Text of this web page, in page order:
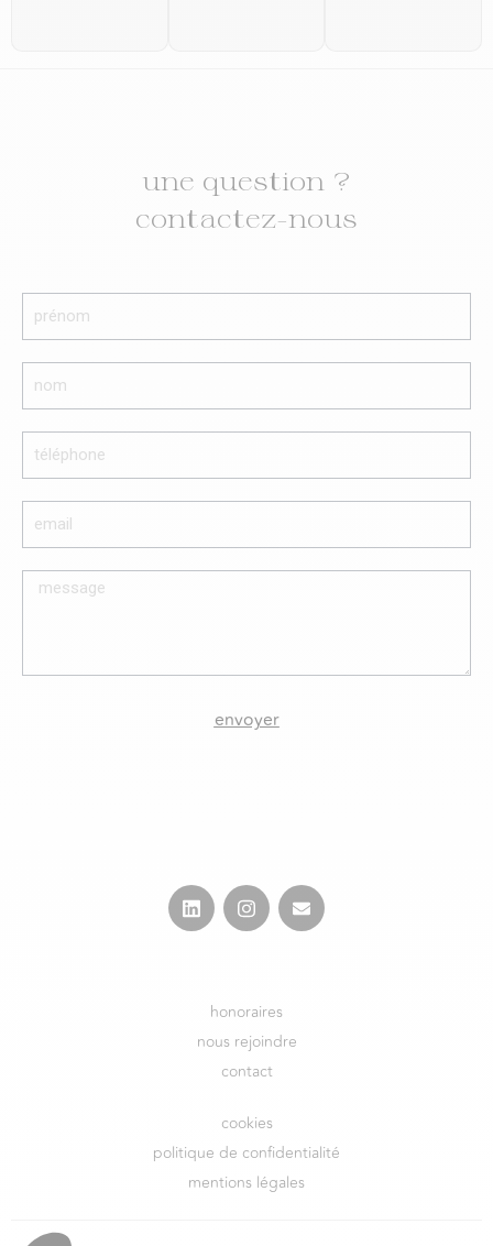
une question ?
contactez-nous
envoyer
honoraires
nous rejoindre
contact
cookies
politique de confidentialité
mentions légales